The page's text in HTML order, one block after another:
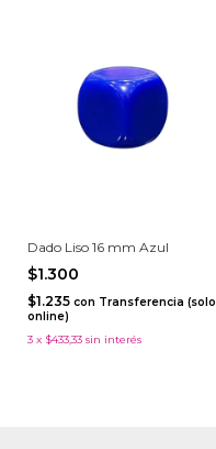
Dado Liso 16 mm Azul
$1.300
$1.235 con Transferencia (solo
online)
3 x $433,33 sin interés